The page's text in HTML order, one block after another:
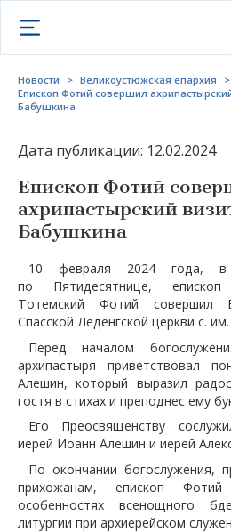
Открыть меню
Новости > Великоустюжская епархия
>
Епископ Фотий совершил
Бабушкина
Дата публикации: 12.02.2024
Епископ Фотий
ахрипастырский
Бабушкина
10 февраля 2024 года,
по Пятидесятнице,
Тотемский Фотий совершил
Спасской Леденгской церкви с.
Перед началом
архипастыря приветствовал
Алешин, который выразил
гостя в стихах и преподнес ему
Его Преосвященству
иерей Иоанн Алешин и иерей
По окончании богослужения,
прихожанам, епископ
особенностях всенощного
литургии при архиерейском